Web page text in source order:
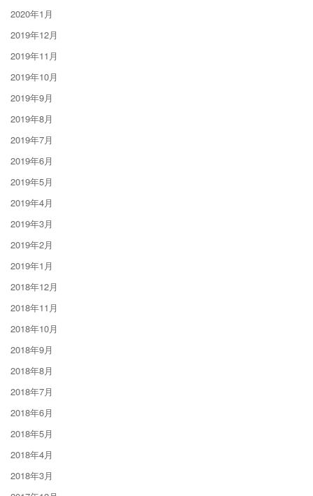
2020年1月
2019年12月
2019年11月
2019年10月
2019年9月
2019年8月
2019年7月
2019年6月
2019年5月
2019年4月
2019年3月
2019年2月
2019年1月
2018年12月
2018年11月
2018年10月
2018年9月
2018年8月
2018年7月
2018年6月
2018年5月
2018年4月
2018年3月